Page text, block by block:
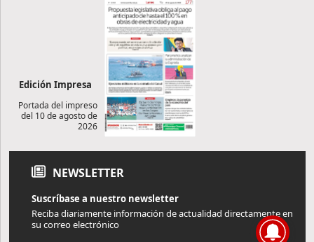
Edición Impresa
Portada del impreso
del 10 de agosto de
2026
NEWSLETTER
Suscríbase a nuestro newsletter
Reciba diariamente información de actualidad directamente en
su correo electrónico